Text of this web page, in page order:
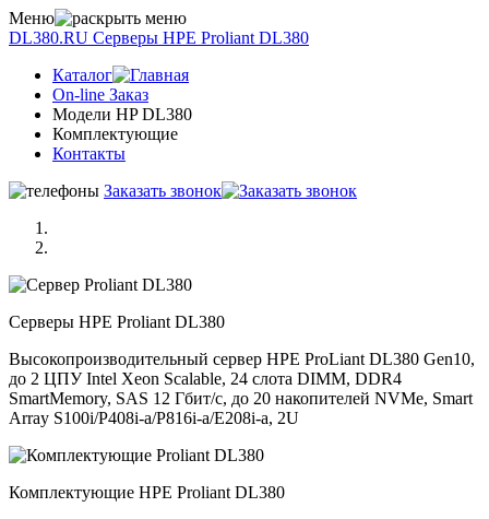
Меню
DL380.RU Серверы НРE Prоliаnt DL380
Каталог
On-line Заказ
Модели HP DL380
Комплектующие
Контакты
Заказать звонок
Серверы НРE Prоliаnt DL380
Высокопроизводительный сервер HPE ProLiant DL380 Gen10,
до 2 ЦПУ Intel Xeon Scalable, 24 слота DIMM, DDR4
SmartMemory, SAS 12 Гбит/с, до 20 накопителей NVMe, Smart
Array S100i/P408i-a/P816i-a/E208i-a, 2U
Комплектующие НРE Prоliаnt DL380